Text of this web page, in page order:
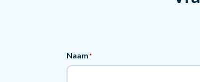
Naam *